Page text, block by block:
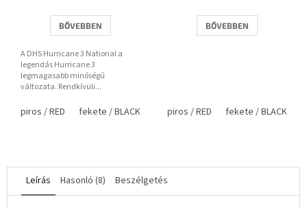
BŐVEBBEN
A DHS Hurricane 3 National a
legendás Hurricane 3
legmagasabb minőségű
változata. Rendkívüli...
piros / RED fekete / BLACK
BŐVEBBEN
piros / RED fekete / BLACK
Leírás Hasonló (8) Beszélgetés